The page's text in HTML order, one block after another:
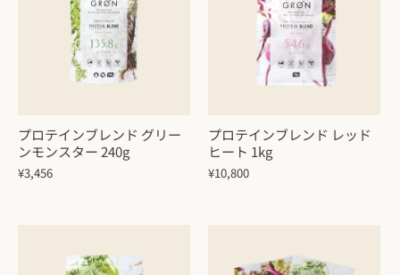
プロテインブレンド グリー
ンモンスター 240g
¥3,456
プロテインブレンド レッド
ヒート 1kg
¥10,800